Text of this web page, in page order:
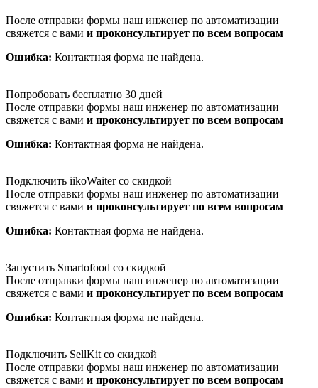
После отправки формы наш инженер по автоматизации
свяжется с вами и проконсультирует по всем вопросам
Ошибка: Контактная форма не найдена.
Попробовать бесплатно 30 дней
После отправки формы наш инженер по автоматизации
свяжется с вами и проконсультирует по всем вопросам
Ошибка: Контактная форма не найдена.
Подключить iikoWaiter со скидкой
После отправки формы наш инженер по автоматизации
свяжется с вами и проконсультирует по всем вопросам
Ошибка: Контактная форма не найдена.
Запустить Smartofood со скидкой
После отправки формы наш инженер по автоматизации
свяжется с вами и проконсультирует по всем вопросам
Ошибка: Контактная форма не найдена.
Подключить SellKit со скидкой
После отправки формы наш инженер по автоматизации
свяжется с вами и проконсультирует по всем вопросам